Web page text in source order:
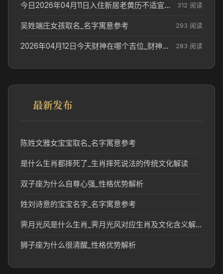
今日2026年04月11日入住新居老黄历不适宜吗_搬家择日参考 312 阅读
吴姓端庄女孩取名_名字寓意参考 293 阅读
2026年04月12日今天财神在哪个吉位_财神方位参考 283 阅读
最新发布
陈姓文雅女宝宝取名_名字寓意参考
是什么生肖都摔死了_生肖摔死说法的传统文化解读
双子座为什么自尊心强_性格优势解析
姓刘诗意的宝宝名字_名字寓意参考
霁月光风是什么生肖_霁月光风对应生肖及文化含义解析
狮子座为什么很清醒_性格优势解析